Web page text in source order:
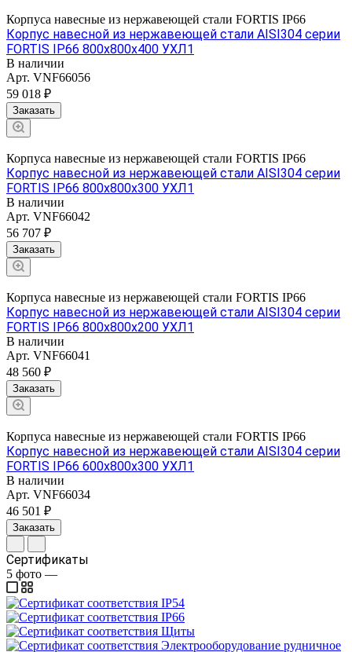
Корпуса навесные из нержавеющей стали FORTIS IP66
Корпус навесной из нержавеющей стали AISI304 серии
FORTIS IP66 800х800х400 УХЛ1
В наличии
Арт. VNF66056
59 018 ₽
Заказать
Корпуса навесные из нержавеющей стали FORTIS IP66
Корпус навесной из нержавеющей стали AISI304 серии
FORTIS IP66 800х800х300 УХЛ1
В наличии
Арт. VNF66042
56 707 ₽
Заказать
Корпуса навесные из нержавеющей стали FORTIS IP66
Корпус навесной из нержавеющей стали AISI304 серии
FORTIS IP66 800х800х200 УХЛ1
В наличии
Арт. VNF66041
48 560 ₽
Заказать
Корпуса навесные из нержавеющей стали FORTIS IP66
Корпус навесной из нержавеющей стали AISI304 серии
FORTIS IP66 600х800х300 УХЛ1
В наличии
Арт. VNF66034
46 501 ₽
Заказать
Сертификаты
5 фото —